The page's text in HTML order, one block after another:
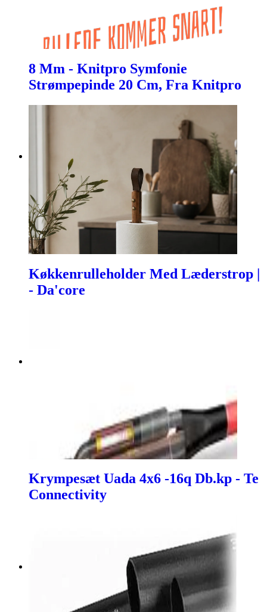
8 Mm - Knitpro Symfonie
Strømpepinde 20 Cm, Fra Knitpro
Køkkenrulleholder Med Læderstrop |
- Da'core
Krympesæt Uada 4x6 -16q Db.kp - Te
Connectivity